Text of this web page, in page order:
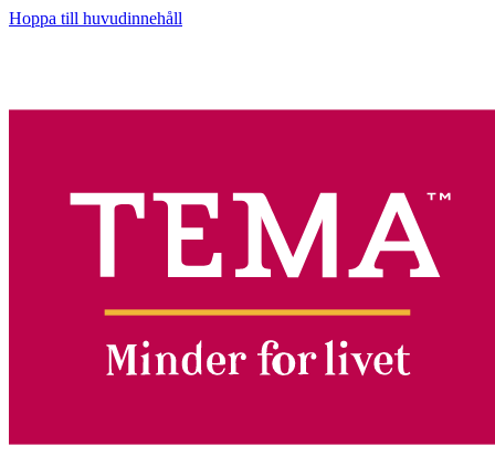
Hoppa till huvudinnehåll